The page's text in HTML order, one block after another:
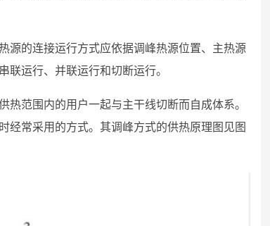
源的连接运行方式应依据调峰热源位置、主热源
联运行、并联运行和切断运行。
范围内的用户一起与主干线切断而自成体系。
经常采用的方式。其调峰方式的供热原理图见图